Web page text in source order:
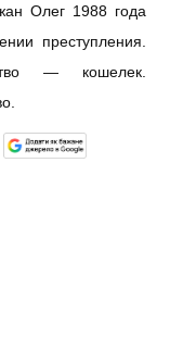
Олег 1988 года
преступления.
— кошелек.